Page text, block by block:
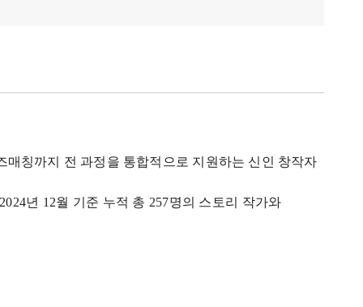
매칭까지 전 과정을 통합적으로 지원하는 신인 창작자
2024년 12월 기준 누적 총 257명의 스토리 작가와